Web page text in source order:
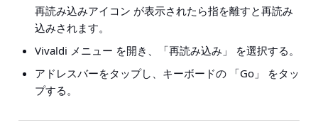
再読み込みアイコン が表示されたら指を離すと再読み
込みされます。
Vivaldi メニュー を開き、 「再読み込み」
を選択する。
アドレスバーをタップし、キーボードの
「Go」
をタッ
プする。